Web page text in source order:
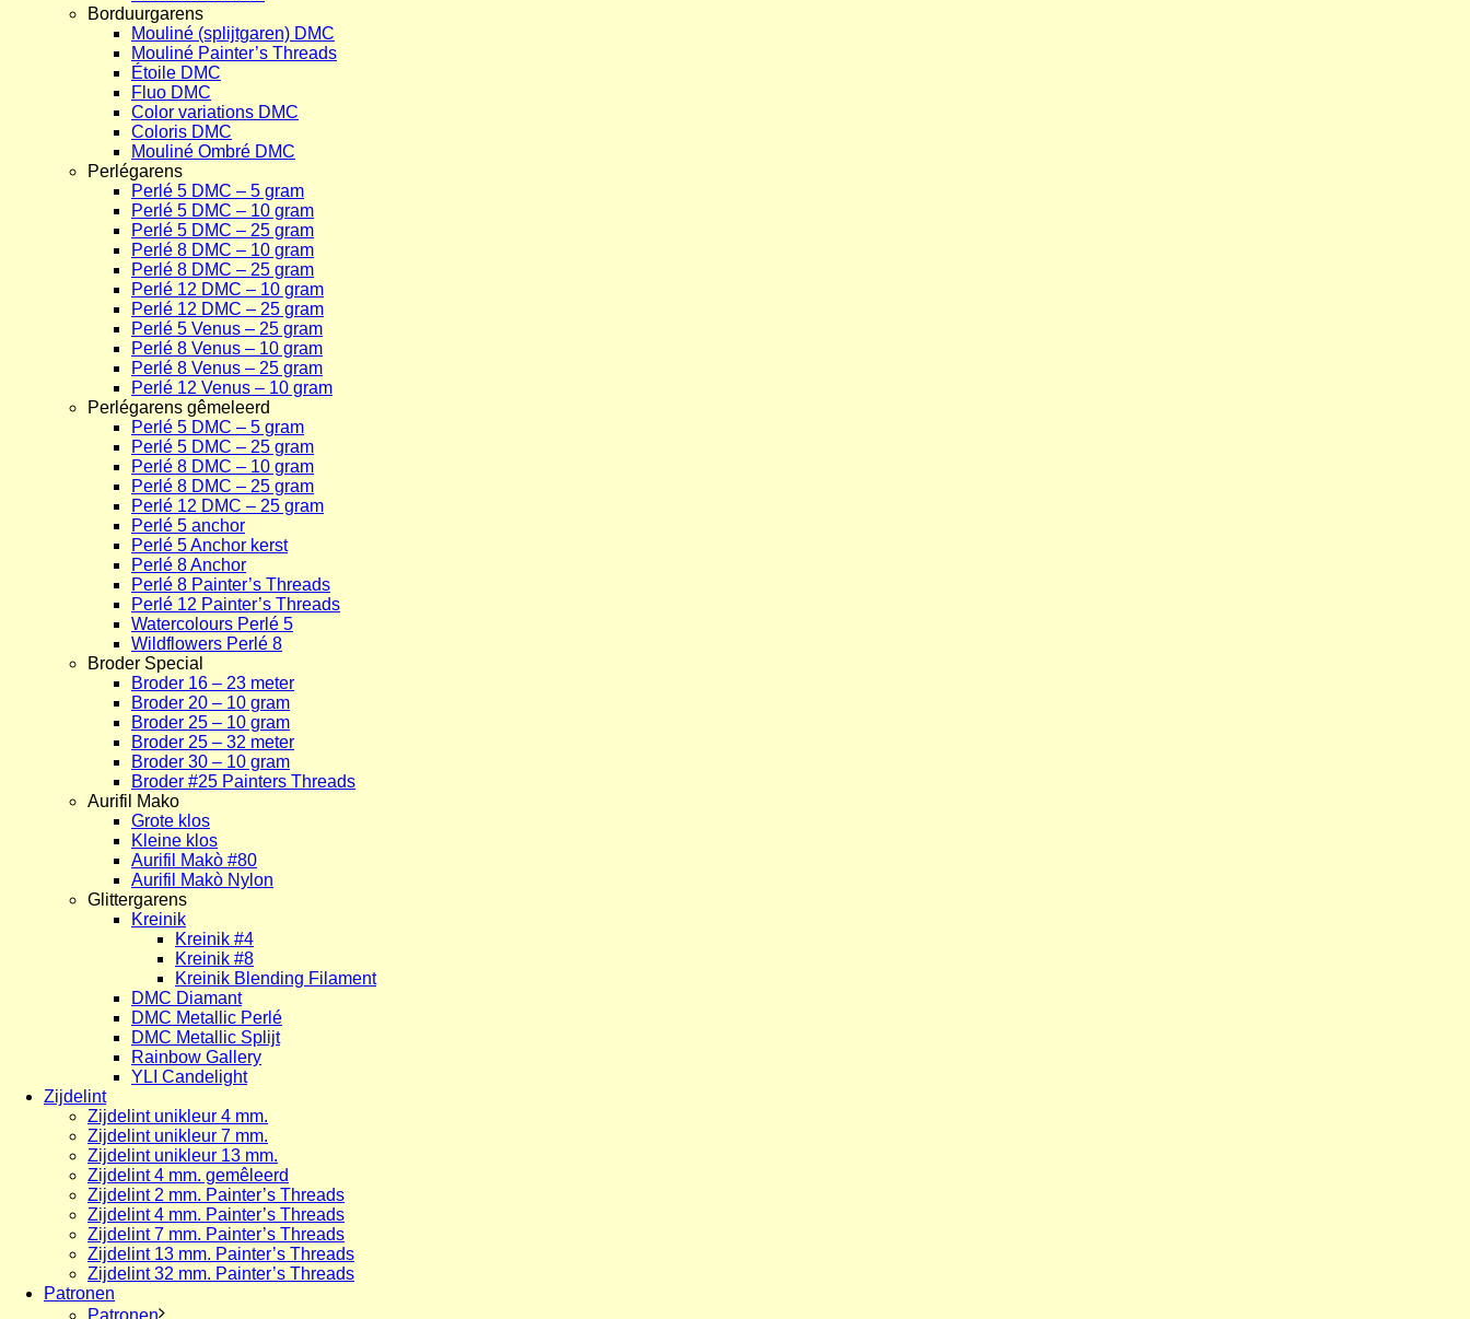
Borduurgarens
Mouliné (splijtgaren) DMC
Mouliné Painter’s Threads
Étoile DMC
Fluo DMC
Color variations DMC
Coloris DMC
Mouliné Ombré DMC
Perlégarens
Perlé 5 DMC – 5 gram
Perlé 5 DMC – 10 gram
Perlé 5 DMC – 25 gram
Perlé 8 DMC – 10 gram
Perlé 8 DMC – 25 gram
Perlé 12 DMC – 10 gram
Perlé 12 DMC – 25 gram
Perlé 5 Venus – 25 gram
Perlé 8 Venus – 10 gram
Perlé 8 Venus – 25 gram
Perlé 12 Venus – 10 gram
Perlégarens gêmeleerd
Perlé 5 DMC – 5 gram
Perlé 5 DMC – 25 gram
Perlé 8 DMC – 10 gram
Perlé 8 DMC – 25 gram
Perlé 12 DMC – 25 gram
Perlé 5 anchor
Perlé 5 Anchor kerst
Perlé 8 Anchor
Perlé 8 Painter’s Threads
Perlé 12 Painter’s Threads
Watercolours Perlé 5
Wildflowers Perlé 8
Broder Special
Broder 16 – 23 meter
Broder 20 – 10 gram
Broder 25 – 10 gram
Broder 25 – 32 meter
Broder 30 – 10 gram
Broder #25 Painters Threads
Aurifil Mako
Grote klos
Kleine klos
Aurifil Makò #80
Aurifil Makò Nylon
Glittergarens
Kreinik
Kreinik #4
Kreinik #8
Kreinik Blending Filament
DMC Diamant
DMC Metallic Perlé
DMC Metallic Splijt
Rainbow Gallery
YLI Candelight
Zijdelint
Zijdelint unikleur 4 mm.
Zijdelint unikleur 7 mm.
Zijdelint unikleur 13 mm.
Zijdelint 4 mm. gemêleerd
Zijdelint 2 mm. Painter’s Threads
Zijdelint 4 mm. Painter’s Threads
Zijdelint 7 mm. Painter’s Threads
Zijdelint 13 mm. Painter’s Threads
Zijdelint 32 mm. Painter’s Threads
Patronen
Patronen